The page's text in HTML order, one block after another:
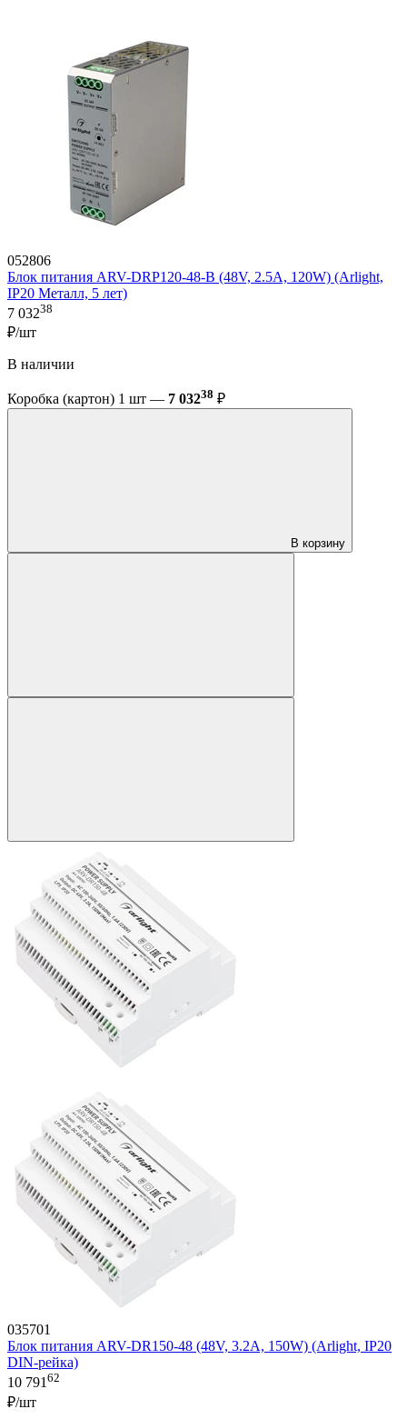
052806
Блок питания ARV-DRP120-48-B (48V, 2.5A, 120W) (Arlight,
IP20 Металл, 5 лет)
7 03238
₽/шт
В наличии
Коробка (картон) 1 шт — 7 03238 ₽
В корзину
035701
Блок питания ARV-DR150-48 (48V, 3.2A, 150W) (Arlight, IP20
DIN-рейка)
10 79162
₽/шт